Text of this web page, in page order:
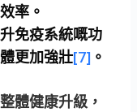
率。
免疫系統嘅功
更加強壯[7] 。
體健康升級，